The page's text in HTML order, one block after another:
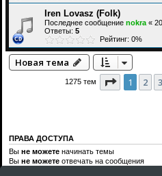
Iren Lovasz (Folk)
Последнее сообщение nokra «
Ответы: 5
Рейтинг: 0%
Новая тема
1275 тем Страница
1 2 3
ПРАВА ДОСТУПА
Вы не можете начинать темы
Вы не можете отвечать на сообщения